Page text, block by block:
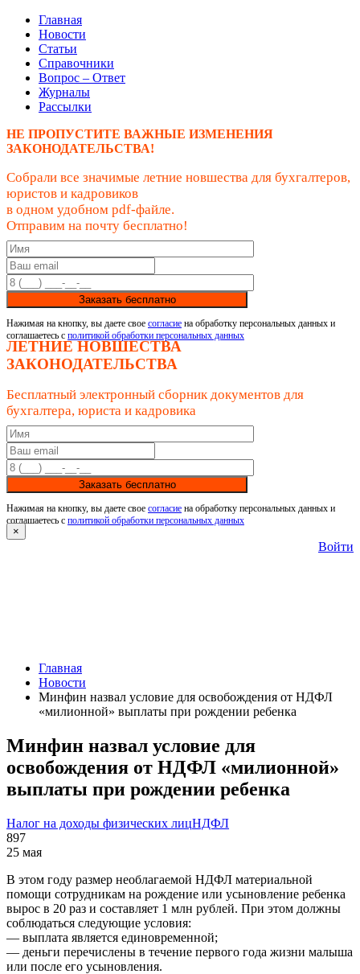
Главная
Новости
Статьи
Справочники
Вопрос – Ответ
Журналы
Рассылки
НЕ ПРОПУСТИТЕ ВАЖНЫЕ ИЗМЕНЕНИЯ
ЗАКОНОДАТЕЛЬСТВА!
Собрали все значимые летние новшества для бухгалтеров,
юристов и кадровиков
в одном удобном pdf-файле.
Отправим на почту бесплатно!
Заказать бесплатно
Нажимая на кнопку, вы даете свое согласие на обработку персональных данных и
соглашаетесь с политикой обработки персональных данных
ЛЕТНИЕ НОВШЕСТВА
ЗАКОНОДАТЕЛЬСТВА
Бесплатный электронный сборник документов для
бухгалтера, юриста и кадровика
Заказать бесплатно
Нажимая на кнопку, вы даете свое согласие на обработку персональных данных и
соглашаетесь с политикой обработки персональных данных
×
Войти
Главная
Новости
Минфин назвал условие для освобождения от НДФЛ
«милионной» выплаты при рождении ребенка
Минфин назвал условие для
освобождения от НДФЛ «милионной»
выплаты при рождении ребенка
Налог на доходы физических лицНДФЛ
897
25 мая
В этом году размер необлагаемой НДФЛ материальной
помощи сотрудникам на рождение или усыновление ребенка
вырос в 20 раз и составляет 1 млн рублей. При этом должны
соблюдаться следующие условия:
— выплата является единовременной;
— деньги перечислены в течение первого года жизни малыша
или после его усыновления.